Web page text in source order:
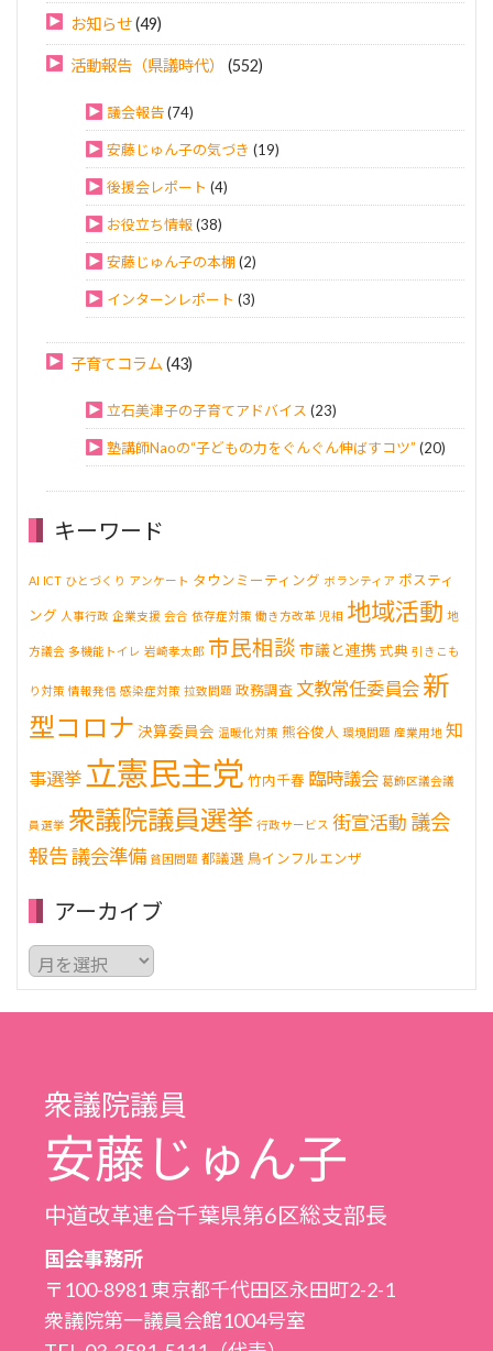
お知らせ(49)
活動報告（県議時代） (552)
議会報告(74)
安藤じゅん子の気づき (19)
後援会レポート (4)
お役立ち情報(38)
安藤じゅん子の本棚(2)
インターンレポート (3)
子育てコラム (43)
立石美津子の子育てアドバイス (23)
塾講師Naoの“子どもの力をぐんぐん伸ばすコツ” (20)
キーワード
AI ICT ひとづくり アンケート タウンミーティング ボランティア ポスティ
ング 人事行政 企業支援 会合 依存症対策 働き方改革 児相 地域活動 地
方議会 多機能トイレ 岩崎孝太郎 市民相談 市議と連携 式典 引きこも
り対策 情報発信 感染症対策 拉致問題 政務調査 文教常任委員会 新
型コロナ 決算委員会 温暖化対策 熊谷俊人 環境問題 産業用地 知
事選挙 立憲民主党 竹内千春 臨時議会 葛飾区議会議
員選挙 衆議院議員選挙 行政サービス 街宣活動 議会
報告議会準備 貧困問題 都議選 鳥インフルエンザ
アーカイブ
ア
ー
カ
イ
衆議院議員
安藤じゅん子
中道改革連合千葉県第6区総支部長
国会事務所
〒100-8981 東京都千代田区永田町2-2-1
衆議院第一議員会館1004号室